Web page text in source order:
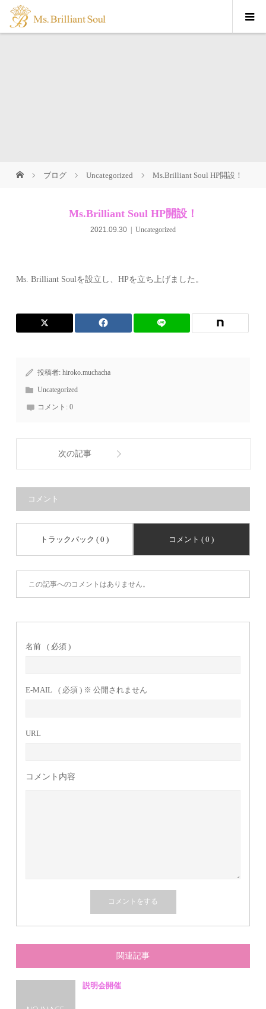
ブログ Uncategorized Ms.Brilliant Soul HP開設！
Ms.Brilliant Soul HP開設！
2021.09.30 Uncategorized
Ms. Brilliant Soulを設立し、HPを立ち上げました。
投稿者:hiroko.muchacha
Uncategorized
コメント:0
次の記事
コメント
トラックバック ( 0 ) コメント ( 0 )
この記事へのコメントはありません。
名前 ( 必須 )
E-MAIL ( 必須 ) ※ 公開されません
URL
コメント内容
関連記事
説明会開催